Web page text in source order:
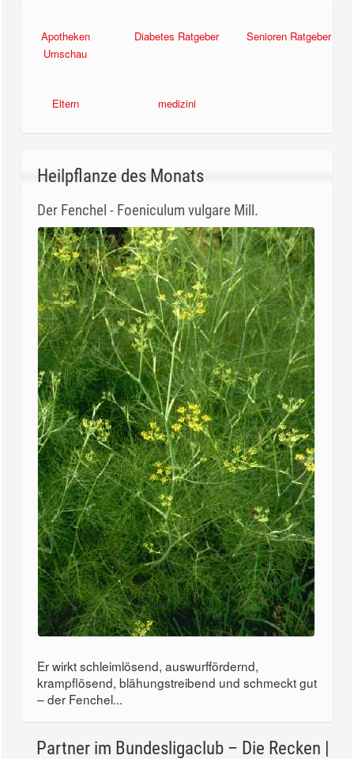
Apotheken
Umschau
Diabetes Ratgeber Senioren Ratgeber
Eltern medizini
Heilpflanze des Monats
Der Fenchel - Foeniculum vulgare Mill.
Er wirkt schleimlösend, auswurffördernd,
krampflösend, blähungstreibend und schmeckt gut
– der Fenchel...
Partner im Bundesligaclub – Die Recken |